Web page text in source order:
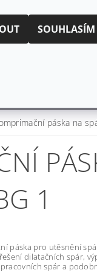
páska na
1
páska pro utěsnění
dilatačních spár,
spár a
SOUHLASÍM